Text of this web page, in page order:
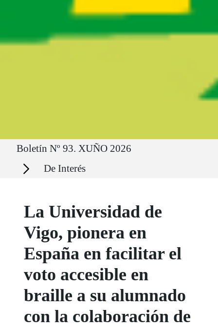
Ruta del sitio
Boletín Nº 93. XUÑO 2026
Secciones De Interés
La Universidad de
Vigo, pionera en
España en facilitar el
voto accesible en
braille a su alumnado
con la colaboración de